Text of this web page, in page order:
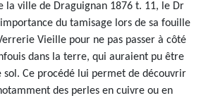
la ville de Draguignan 1876 t. 11, le Dr
du tamisage lors de sa fouille
Vieille pour ne pas passer à côté
dans la terre, qui auraient pu être
sol. Ce procédé lui permet de découvrir
des perles en cuivre ou en